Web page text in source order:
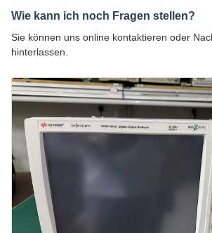
Wie kann ich noch Fragen stellen?
Sie können uns online kontaktieren oder
hinterlassen.